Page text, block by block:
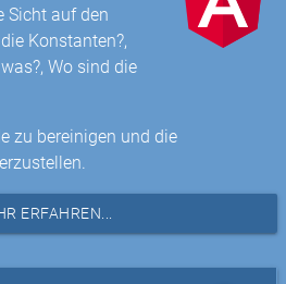
Sicht auf den
Konstanten?,
Wo sind die
zu bereinigen und die
ERFAHREN...